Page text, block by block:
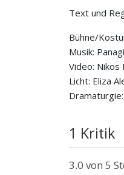
Text und
Bühne/
Musik:
Video: Nikos
Licht: Eliza
1 Kritik
3.0 von 5